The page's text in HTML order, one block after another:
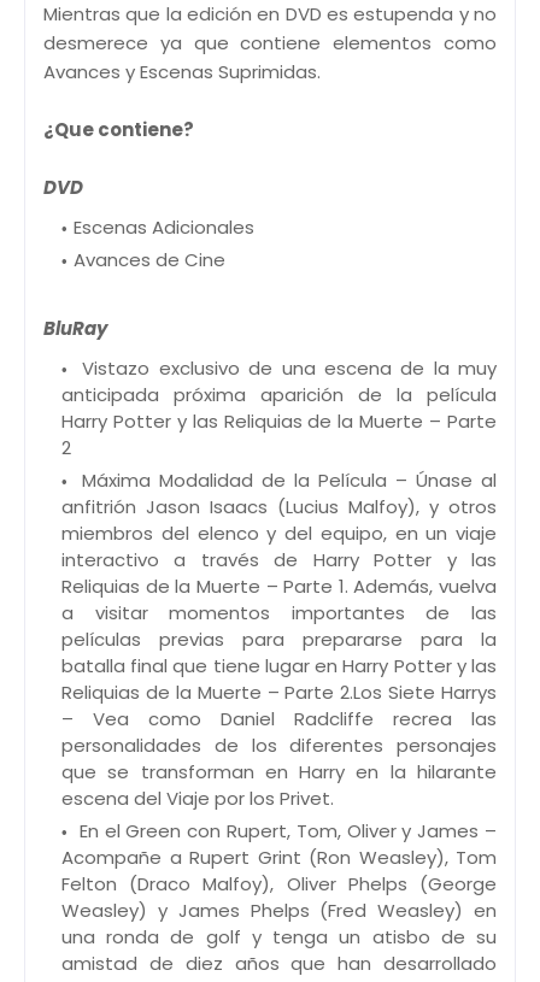
Mientras que la edición en DVD es estupenda y no
desmerece ya que contiene elementos como
Avances y Escenas Suprimidas.
¿Que contiene?
DVD
Escenas Adicionales
Avances de Cine
BluRay
Vistazo exclusivo de una escena de la muy
anticipada próxima aparición de la película
Harry Potter y las Reliquias de la Muerte – Parte
2
Máxima Modalidad de la Película – Únase al
anfitrión Jason Isaacs (Lucius Malfoy), y otros
miembros del elenco y del equipo, en un viaje
interactivo a través de Harry Potter y las
Reliquias de la Muerte – Parte 1. Además, vuelva
a visitar momentos importantes de las
películas previas para prepararse para la
batalla final que tiene lugar en Harry Potter y las
Reliquias de la Muerte – Parte 2.Los Siete Harrys
– Vea como Daniel Radcliffe recrea las
personalidades de los diferentes personajes
que se transforman en Harry en la hilarante
escena del Viaje por los Privet.
En el Green con Rupert, Tom, Oliver y James –
Acompañe a Rupert Grint (Ron Weasley), Tom
Felton (Draco Malfoy), Oliver Phelps (George
Weasley) y James Phelps (Fred Weasley) en
una ronda de golf y tenga un atisbo de su
amistad de diez años que han desarrollado